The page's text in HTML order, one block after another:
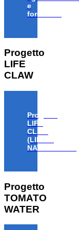
e
forestale”
Progetto
LIFE
CLAW
Progetto
LIFE
CLAW
(LIFE18
NAT/IT/000806)
Progetto
TOMATO
WATER